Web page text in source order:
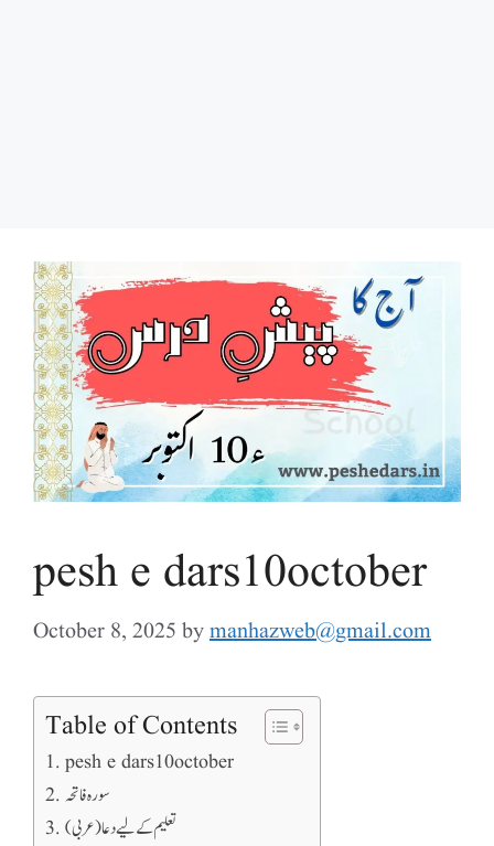
pesh e dars10october
October 8, 2025 bymanhazweb@gmail.com
Table of Contents
pesh e dars10october
سورہ فاتحہ
تعلیم کے لیے دعا (عربی)